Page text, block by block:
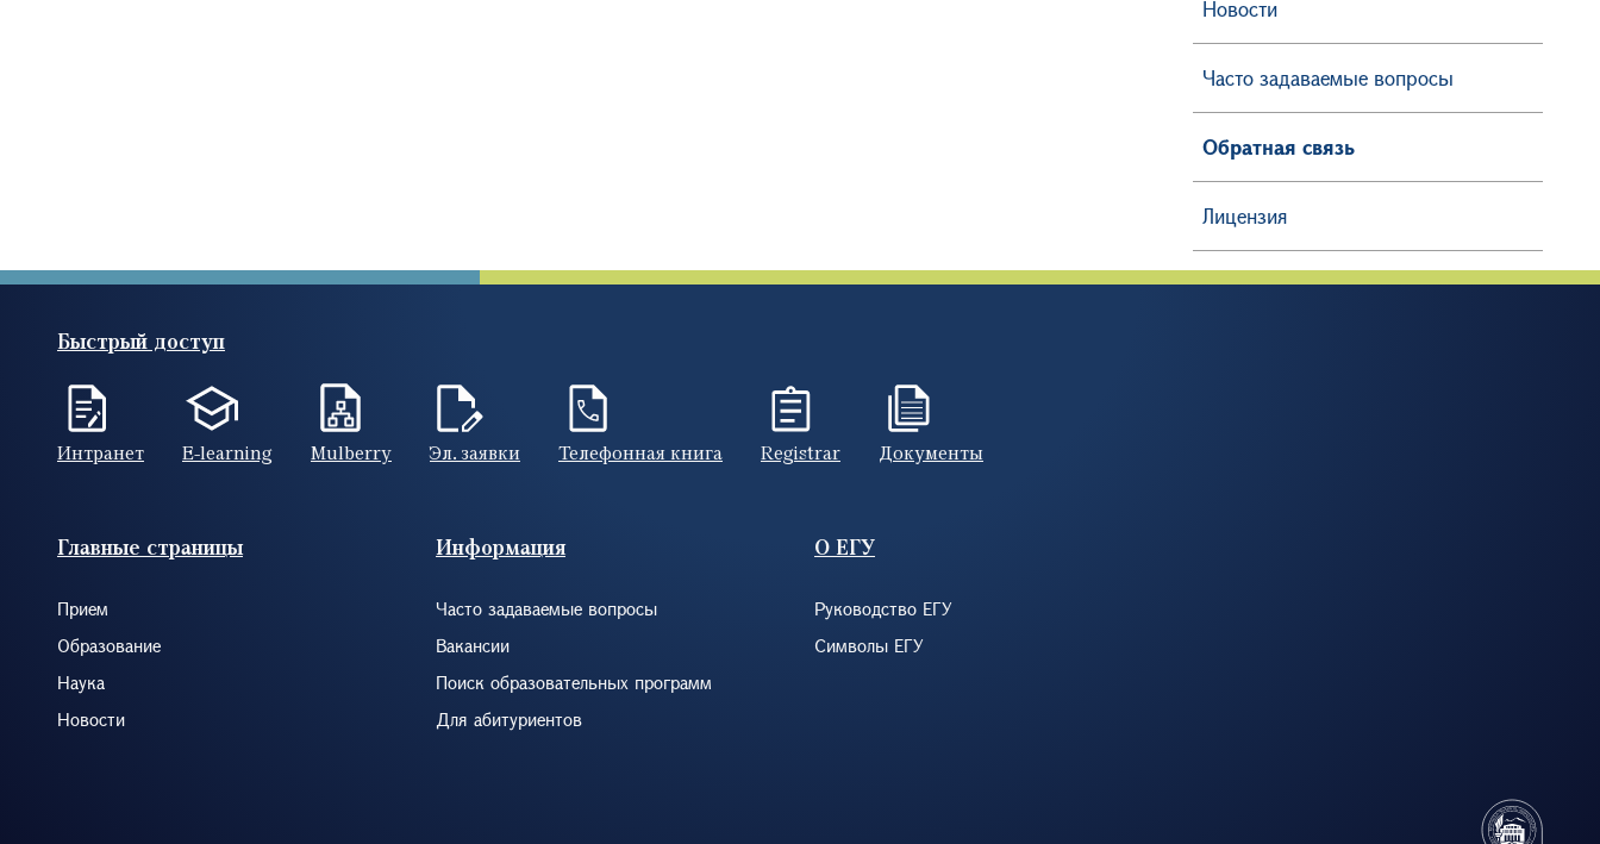
Новости
Часто задаваемые вопросы
Обратная связь
Лицензия
Быстрый доступ
Интранет E-learning Mulberry Эл. заявки Телефонная книга Registrar Документы
Footer (RUS)
Главные страницы
Прием
Образование
Наука
Новости
Информация
Часто задаваемые вопросы
Вакансии
Поиск образовательных программ
Для абитуриентов
О ЕГУ
Руководство ЕГУ
Символы ЕГУ